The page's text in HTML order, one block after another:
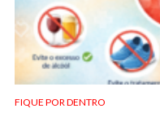
FIQUE POR DENTRO